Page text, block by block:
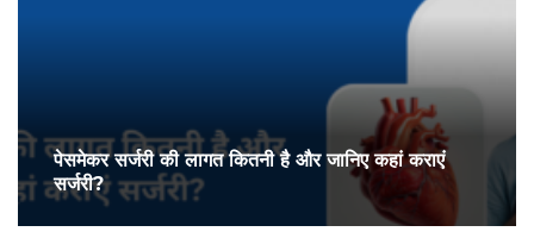
पेसमेकर सर्जरी की लागत कितनी है और जानिए कहां कराएं
सर्जरी?